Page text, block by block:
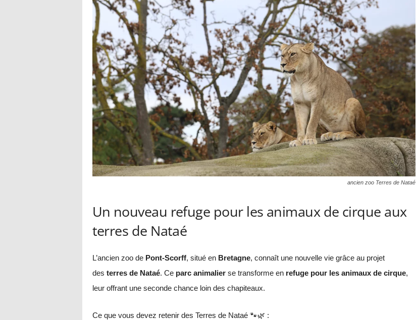
ancien zoo Terres de Nataé
Un nouveau refuge pour les animaux de cirque aux
terres de Nataé
L’ancien zoo de Pont-Scorff, situé en Bretagne, connaît une nouvelle vie grâce au projet
des terres de Nataé. Ce parc animalierse transforme en refuge pour les animaux de cirque,
leur offrant une seconde chance loin des chapiteaux.
Ce que vous devez retenir des Terres de Nataé 🐾🌿 :